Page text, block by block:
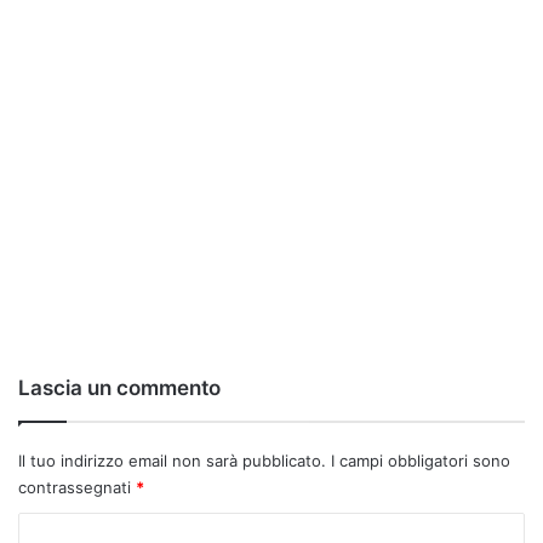
Lascia un commento
Il tuo indirizzo email non sarà pubblicato. I campi obbligatori sono
contrassegnati *